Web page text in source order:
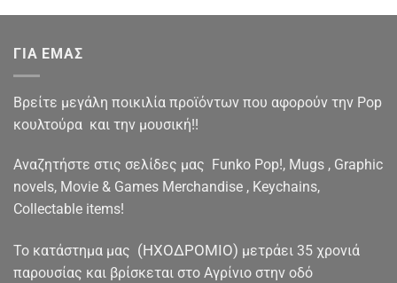
ΓΙΑ ΕΜΑΣ
Βρείτε μεγάλη ποικιλία προϊόντων που αφορούν την Pop
κουλτούρα και την μουσική!!
Αναζητήστε στις σελίδες μας Funko Pop!, Mugs , Graphic
novels, Movie & Games Merchandise , Keychains,
Collectable items!
To κατάστημα μας (ΗΧΟΔΡΟΜΙΟ) μετράει 35 χρονιά
παρουσίας και βρίσκεται στο Αγρίνιο στην οδό